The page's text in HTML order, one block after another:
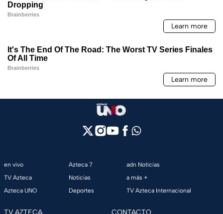
en vivo
TV Azteca
Azteca UNO
Azteca 7
Noticias
Deportes
adn Noticias
a más +
TV Azteca Internacional